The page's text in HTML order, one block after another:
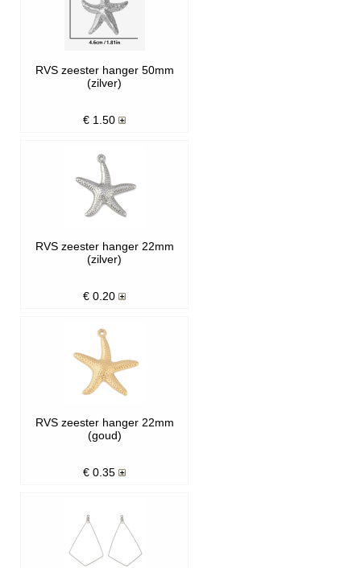
RVS zeester hanger 50mm
(zilver)
€ 1.50
RVS zeester hanger 22mm
(zilver)
€ 0.20
RVS zeester hanger 22mm
(goud)
€ 0.35